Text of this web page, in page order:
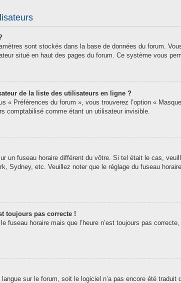
sont stockés dans la base de données du forum.
situé en haut des pages du forum. Ce système vous
de la liste des utilisateurs en ligne ?
« Préférences du forum », vous trouverez l’option «
comptabilisé comme étant un utilisateur invisible.
un fuseau horaire différent du vôtre. Si tel était le cas,
Sydney, etc. Veuillez noter que le réglage du fuseau
toujours pas correcte !
fuseau horaire mais que l’heure n’est toujours pas
sur le forum, soit le logiciel n’a pas encore été